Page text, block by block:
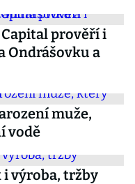
prověří i
Ondrášovku a
muže,
vodě
i výroba, tržby